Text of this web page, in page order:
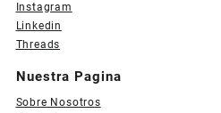
Instagram
Linkedin
Threads
Nuestra Pagina
Sobre Nosotros